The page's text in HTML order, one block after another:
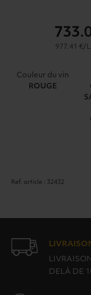
733
977.41 €/L
Couleur du vin
ROUGE
Ref. article : 32432
DELÀ DE